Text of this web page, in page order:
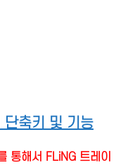
단축키 및 기능
해서 FLiNG 트레이